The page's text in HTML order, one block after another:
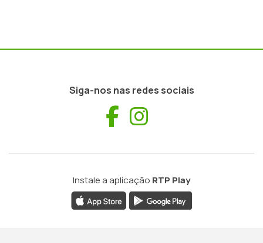
Siga-nos nas redes sociais
Facebook
Instale a aplicação RTP Play